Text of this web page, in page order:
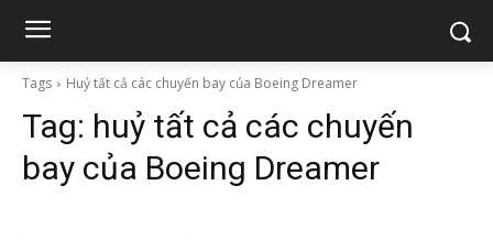
Tags Huỷ tất cả các chuyến bay của Boeing Dreamer
Tag: huỷ tất cả các chuyến
bay của Boeing Dreamer